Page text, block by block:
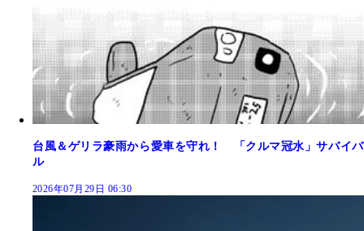
台風＆ゲリラ豪雨から愛車を守れ！ 「クルマ冠水」サバイバ
ル
2026年07月29日 06:30